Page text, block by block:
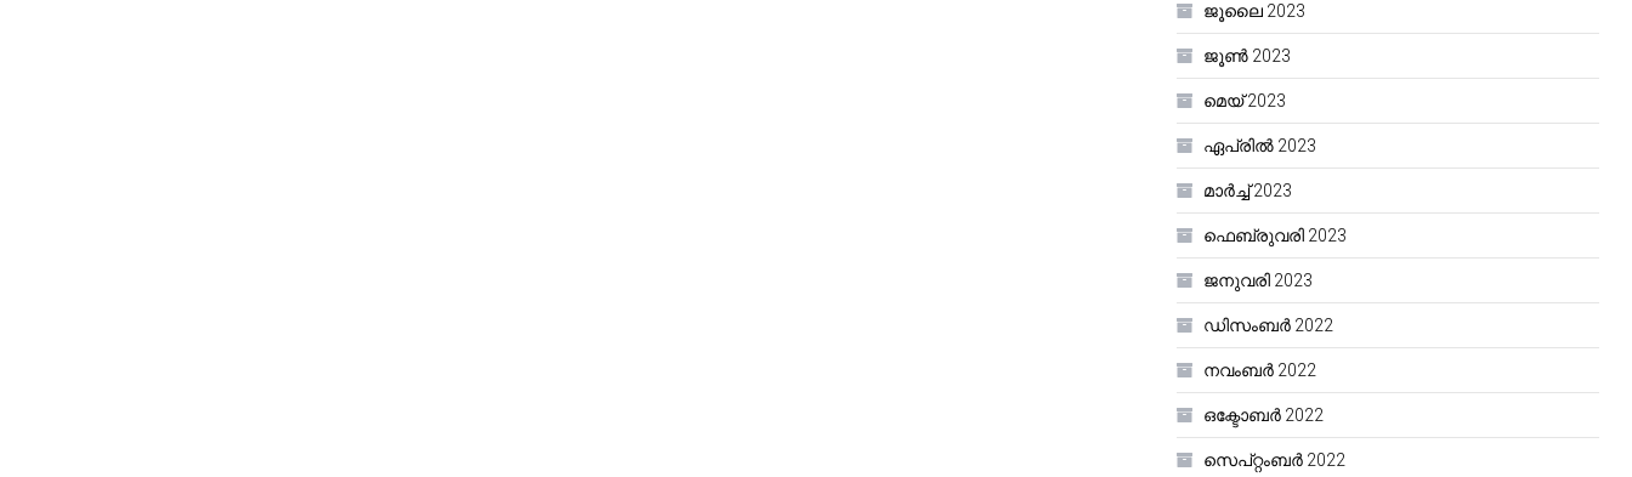
ജൂലൈ 2023
ജൂൺ 2023
മെയ്‌ 2023
ഏപ്രിൽ 2023
മാർച്ച്‌ 2023
ഫെബ്രുവരി 2023
ജനുവരി 2023
ഡിസംബർ 2022
നവംബർ 2022
ഒക്ടോബർ 2022
സെപ്റ്റംബർ 2022